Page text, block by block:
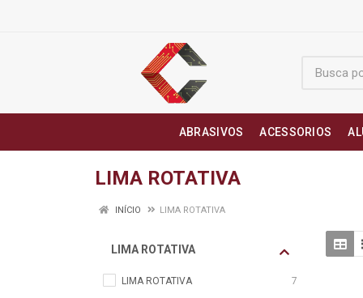
ABRASIVOS ACESSORIOS
LIMA ROTATIVA
INÍCIO LIMA ROTATIVA
LIMA ROTATIVA
LIMA ROTATIVA 7